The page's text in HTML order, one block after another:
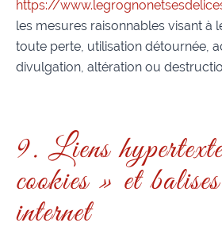
https://
les mesures raisonnables visant à
toute perte, utilisation détournée,
divulgation, altération ou
9. Liens
cookies » et
internet